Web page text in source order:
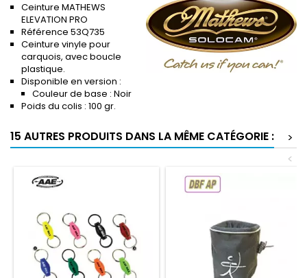
Ceinture MATHEWS
ELEVATION PRO
Référence 53Q735
Ceinture vinyle pour
carquois, avec boucle
plastique.
Disponible en version :
Couleur de base : Noir
Poids du colis : 100 gr.
15 AUTRES PRODUITS DANS LA MÊME CATÉGORIE :
>
<